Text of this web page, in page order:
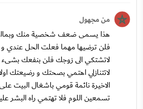
من مجهول
هذا يسمى ضعف شخصية منك
فلن ترضيها مهما فعلت الحل عندي
لاتشتكي الى زوجك فلن بنفعك
لاتتنازلي اهتمي بصحتك و رضيعتك
الاخيرة نائمة قومي باشغال البيت
تسمعين اللوم فلا تهتمي راه البشر